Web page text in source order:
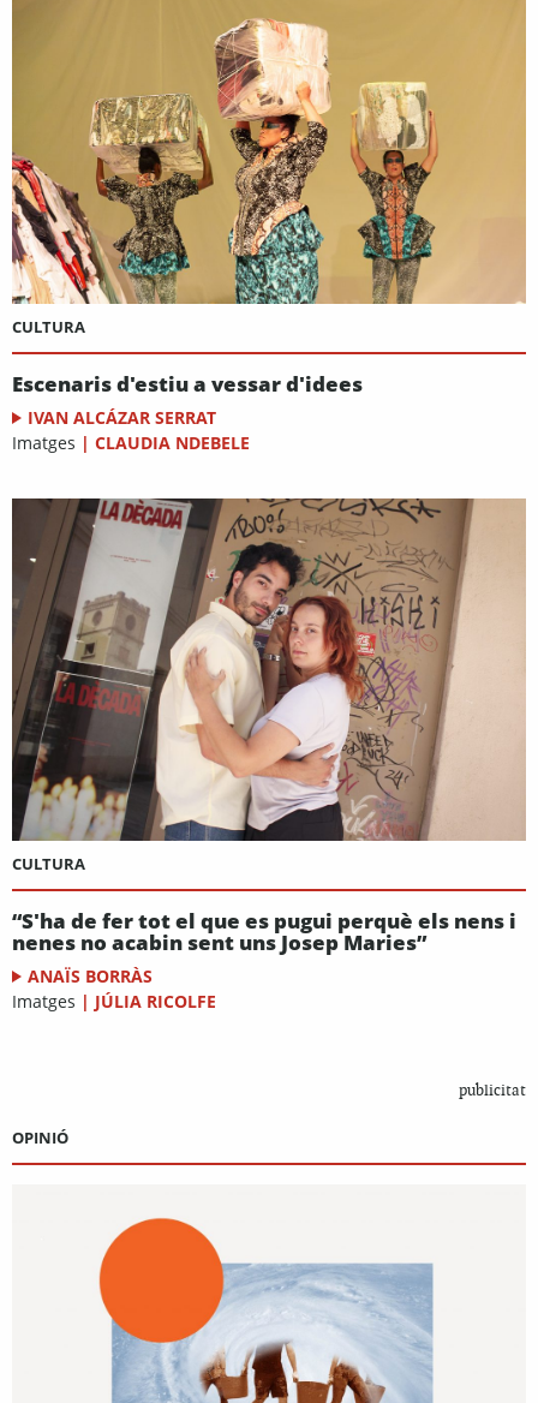
CULTURA
Escenaris d'estiu a vessar d'idees
IVAN ALCÁZAR SERRAT
Imatges | CLAUDIA NDEBELE
CULTURA
“S'ha de fer tot el que es pugui perquè els nens i
nenes no acabin sent uns Josep Maries”
ANAÏS BORRÀS
Imatges | JÚLIA RICOLFE
publicitat
OPINIÓ